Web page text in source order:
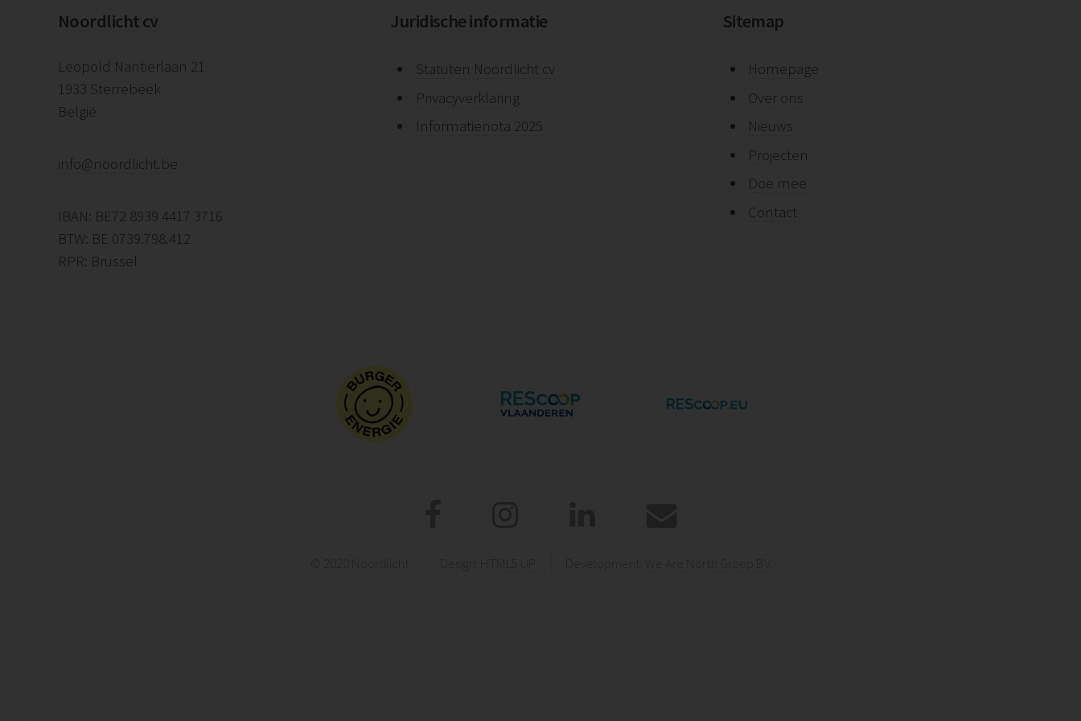
Noordlicht cv
Leopold Nantierlaan 21
1933 Sterrebeek
België
info@noordlicht.be
IBAN: BE72 8939 4417 3716
BTW: BE 0739.798.412
RPR: Brussel
Juridische informatie
Statuten Noordlicht cv
Privacyverklaring
Informatienota 2025
Sitemap
Homepage
Over ons
Nieuws
Projecten
Doe mee
Contact